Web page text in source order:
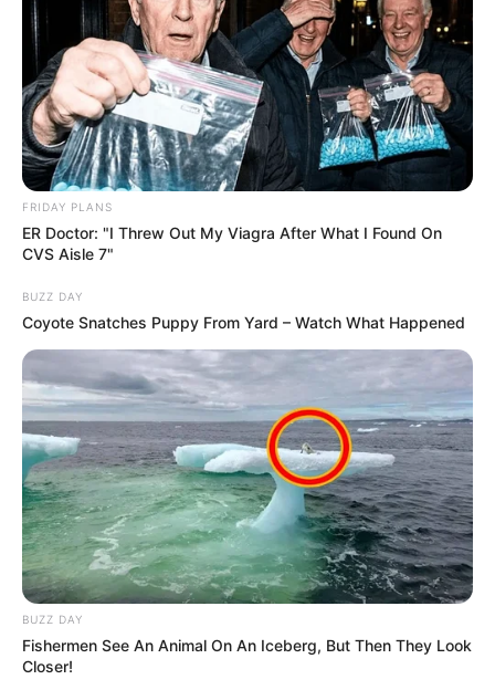
FRIDAY PLANS
ER Doctor: "I Threw Out My Viagra After What I Found On
CVS Aisle 7"
BUZZ DAY
Coyote Snatches Puppy From Yard – Watch What Happened
BUZZ DAY
Fishermen See An Animal On An Iceberg, But Then They Look
Closer!